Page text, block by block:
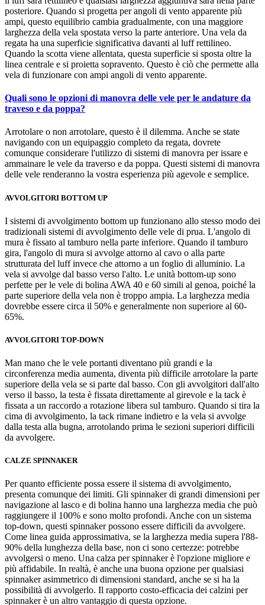
posteriore. Quando si progetta per angoli di vento apparente più
ampi, questo equilibrio cambia gradualmente, con una maggiore
larghezza della vela spostata verso la parte anteriore. Una vela da
regata ha una superficie significativa davanti al luff rettilineo.
Quando la scotta viene allentata, questa superficie si sposta oltre la
linea centrale e si proietta sopravento. Questo è ciò che permette alla
vela di funzionare con ampi angoli di vento apparente.
Quali sono le opzioni di manovra delle vele per le andature da
traveso e da poppa?
Arrotolare o non arrotolare, questo è il dilemma. Anche se state
navigando con un equipaggio completo da regata, dovrete
comunque considerare l'utilizzo di sistemi di manovra per issare e
ammainare le vele da traverso e da poppa. Questi sistemi di manovra
delle vele renderanno la vostra esperienza più agevole e semplice.
AVVOLGITORI BOTTOM UP
I sistemi di avvolgimento bottom up funzionano allo stesso modo dei
tradizionali sistemi di avvolgimento delle vele di prua. L'angolo di
mura è fissato al tamburo nella parte inferiore. Quando il tamburo
gira, l'angolo di mura si avvolge attorno al cavo o alla parte
strutturata del luff invece che attorno a un foglio di alluminio. La
vela si avvolge dal basso verso l'alto. Le unità bottom-up sono
perfette per le vele di bolina AWA 40 e 60 simili al genoa, poiché la
parte superiore della vela non è troppo ampia. La larghezza media
dovrebbe essere circa il 50% e generalmente non superiore al 60-
65%.
AVVOLGITORI TOP-DOWN
Man mano che le vele portanti diventano più grandi e la
circonferenza media aumenta, diventa più difficile arrotolare la parte
superiore della vela se si parte dal basso. Con gli avvolgitori dall'alto
verso il basso, la testa è fissata direttamente al girevole e la tack è
fissata a un raccordo a rotazione libera sul tamburo. Quando si tira la
cima di avvolgimento, la tack rimane indietro e la vela si avvolge
dalla testa alla bugna, arrotolando prima le sezioni superiori difficili
da avvolgere.
CALZE SPINNAKER
Per quanto efficiente possa essere il sistema di avvolgimento,
presenta comunque dei limiti. Gli spinnaker di grandi dimensioni per
navigazione al lasco e di bolina hanno una larghezza media che può
raggiungere il 100% e sono molto profondi. Anche con un sistema
top-down, questi spinnaker possono essere difficili da avvolgere.
Come linea guida approssimativa, se la larghezza media supera l'88-
90% della lunghezza della base, non ci sono certezze: potrebbe
avvolgersi o meno. Una calza per spinnaker è l'opzione migliore e
più affidabile. In realtà, è anche una buona opzione per qualsiasi
spinnaker asimmetrico di dimensioni standard, anche se si ha la
possibilità di avvolgerlo. Il rapporto costo-efficacia dei calzini per
spinnaker è un altro vantaggio di questa opzione.